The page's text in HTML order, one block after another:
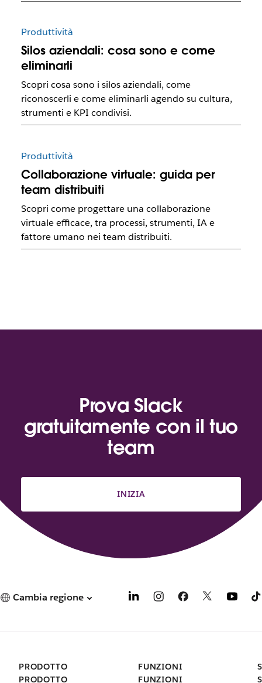
Produttività
Silos aziendali: cosa sono e come
eliminarli
Scopri cosa sono i silos aziendali, come
riconoscerli e come eliminarli agendo su cultura,
strumenti e KPI condivisi.
Produttività
Collaborazione virtuale: guida per
team distribuiti
Scopri come progettare una collaborazione
virtuale efficace, tra processi, strumenti, IA e
fattore umano nei team distribuiti.
Prova Slack
gratuitamente con il tuo
team
INIZIA
Cambia regione
PRODOTTO
PRODOTTO
FUNZIONI
FUNZIONI